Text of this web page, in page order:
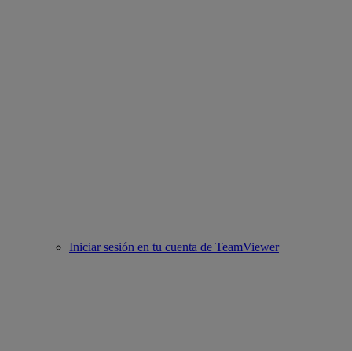
Iniciar sesión en tu cuenta de TeamViewer